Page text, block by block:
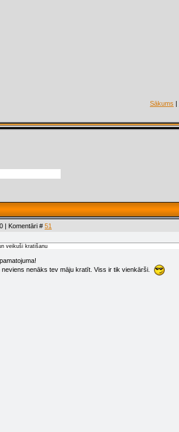
Sākums |
| Komentāri # 51
veikuši kratišanu
nenāks tev māju kratīt. Viss ir tik vienkārši.